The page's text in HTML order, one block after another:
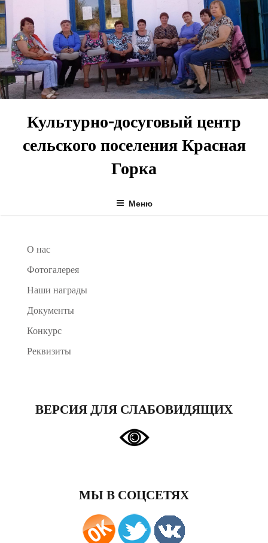
Перейти
к
содержимому
Культурно-досуговый центр
сельского поселения Красная
Горка
Меню
О нас
Фотогалерея
Наши награды
Документы
Конкурс
Реквизиты
ВЕРСИЯ ДЛЯ СЛАБОВИДЯЩИХ
МЫ В СОЦСЕТЯХ